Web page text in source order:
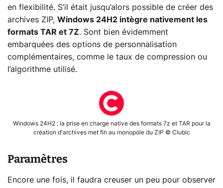
en flexibilité. S’il était jusqu’alors possible de créer des
archives ZIP, Windows 24H2 intègre nativement les
formats TAR et 7Z. Sont bien évidemment
embarquées des options de personnalisation
complémentaires, comme le taux de compression ou
l’algorithme utilisé.
Windows 24H2 : la prise en charge native des formats 7z et TAR pour la
création d'archives met fin au monopole du ZIP © Clubic
Paramètres
Encore une fois, il faudra creuser un peu pour observer